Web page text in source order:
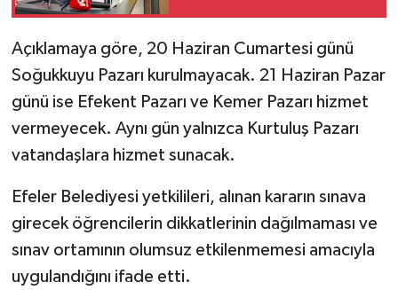
Açıklamaya göre, 20 Haziran Cumartesi günü
Soğukkuyu Pazarı kurulmayacak. 21 Haziran Pazar
günü ise Efekent Pazarı ve Kemer Pazarı hizmet
vermeyecek. Aynı gün yalnızca Kurtuluş Pazarı
vatandaşlara hizmet sunacak.
Efeler Belediyesi yetkilileri, alınan kararın sınava
girecek öğrencilerin dikkatlerinin dağılmaması ve
sınav ortamının olumsuz etkilenmemesi amacıyla
uygulandığını ifade etti.